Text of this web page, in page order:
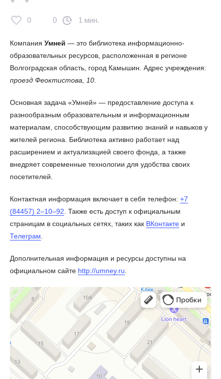
0 0 1 мин.
Компания Умней — это библиотека информационно-
образовательных ресурсов, расположенная в регионе
Волгоградская область, город Камышин. Адрес учреждения:
проезд Феоктистова, 10
Основная задача «Умней» — предоставление доступа к
разнообразным образовательным и информационным
материалам, способствующим развитию знаний и навыков у
жителей региона. Библиотека активно работает над
расширением и актуализацией своего фонда, а также
внедряет современные технологии для удобства своих
посетителей.
Контактная информация включает в себя телефон: +7
(84457) 2‒10‒92 . Также есть доступ к официальным
страницам в социальных сетях, таких как ВКонтакте и
Телеграм
Дополнительная информация и ресурсы доступны на
официальном сайте http://umney.ru